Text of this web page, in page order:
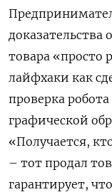
товара «просто
лайфхаки как
проверка
графической
«Получается,
– тот продал
гарантирует,